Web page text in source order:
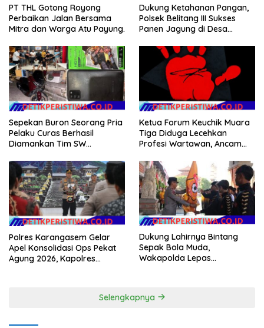
PT THL Gotong Royong
Perbaikan Jalan Bersama
Mitra dan Warga Atu Payung.
Dukung Ketahanan Pangan,
Polsek Belitang III Sukses
Panen Jagung di Desa
Sepekan Buron Seorang Pria
Pelaku Curas Berhasil
Diamankan Tim SW
Ketua Forum Keuchik Muara
Tiga Diduga Lecehkan
Profesi Wartawan, Ancam
Polres Karangasem Gelar
Apel Konsolidasi Ops Pekat
Agung 2026, Kapolres
Dukung Lahirnya Bintang
Sepak Bola Muda,
Wakapolda Lepas
Selengkapnya